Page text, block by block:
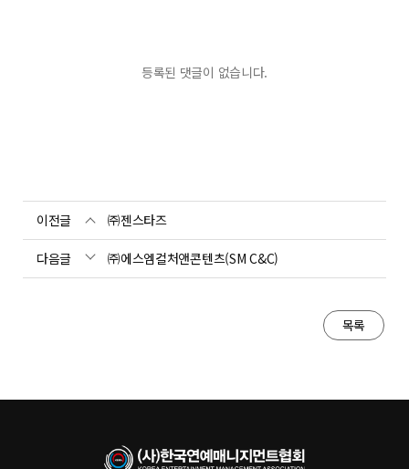
등록된 댓글이 없습니다.
이전글 ㈜젠스타즈
다음글 ㈜에스엠컬처앤콘텐츠(SM C&C)
목록